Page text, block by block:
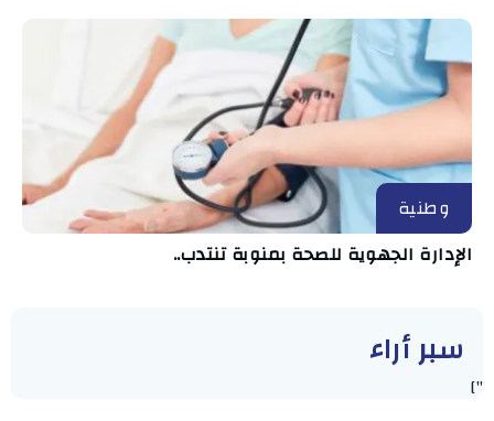
وطنية
الإدارة الجهوية للصحة بمنوبة تنتدب..
سبر أراء
"]